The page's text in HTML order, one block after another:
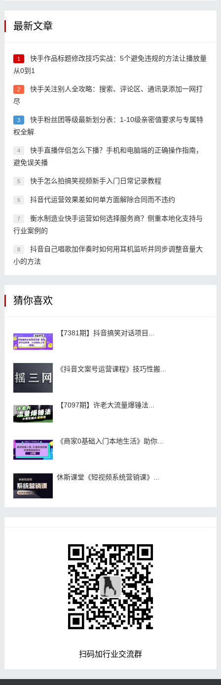
最新文章
1
快手作品标题修改技巧实战：5个避免违规的方法让播放量
从0到1
2
快手关注别人全攻略：搜索、评论区、通讯录添加一网打
尽
3
快手粉丝团等级最新划分表：1-10级亲密值要求与专属特
权全解
4
快手直播伴侣怎么下播？手机和电脑端的正确操作指南，
避免误关播
5 快手怎么拍搞笑视频新手入门日常记录教程
6 抖音代运营效果差如何单方面解除合同而不违约
7
衡水制造业快手运营如何选择服务商？侧重本地化支持与
行业案例的
8
抖音自己唱歌加伴奏时如何用耳机监听并同步调整音量大
小的方法
猜你喜欢
【7381期】抖音搞笑对话项目...
《抖音文案号运营课程》技巧性搬...
【7097期】许老大流量爆锤法...
《商家0基础入门本地生活》助你...
休斯课堂《短视频系统营销课》...
扫码加行业交流群